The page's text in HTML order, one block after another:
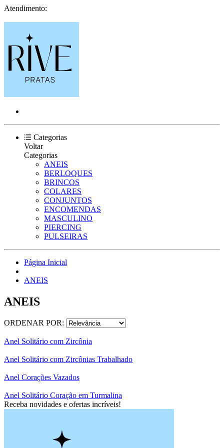
Atendimento:
Categorias
Voltar
Categorias
ANEIS
BERLOQUES
BRINCOS
COLARES
CONJUNTOS
ENCOMENDAS
MASCULINO
PIERCING
PULSEIRAS
Página Inicial
ANEIS
ANEIS
ORDENAR POR:
Anel Solitário com Zircônia
Anel Solitário com Zircônias Trabalhado
Anel Corações Vazados
Anel Solitário Coração em Turmalina
Receba novidades e ofertas incríveis!